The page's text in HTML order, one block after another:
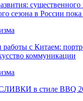
сезона в России
работы с Китаем:
коммуникации
в стиле BBQ